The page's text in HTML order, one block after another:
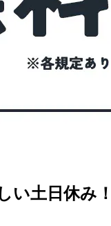
い土日休